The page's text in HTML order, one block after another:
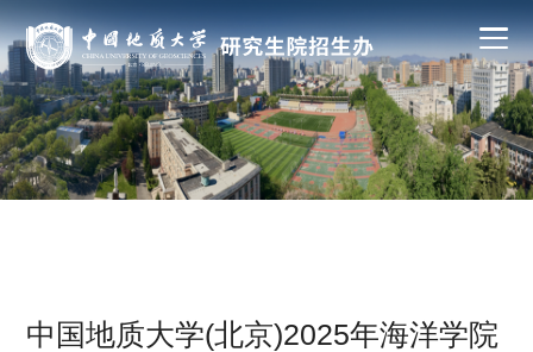
中国地质大学(北京)2025年海洋学院